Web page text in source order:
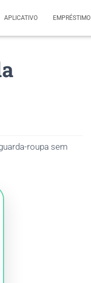
APLICATIVO EMPRÉSTIMO
roupa sem